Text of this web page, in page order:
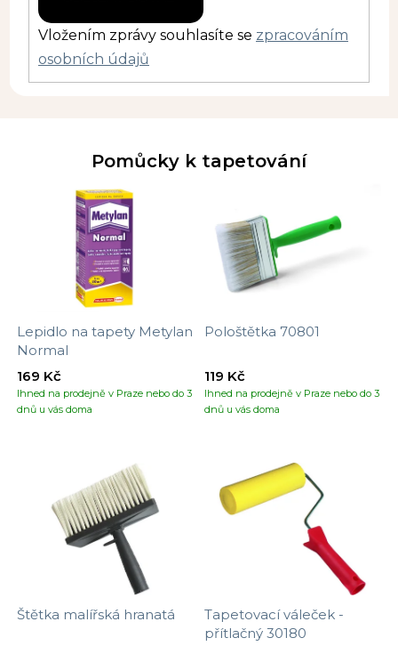
Vložením zprávy souhlasíte se zpracováním
osobních údajů
Pomůcky k tapetování
Lepidlo na tapety Metylan
Normal
Ihned na prodejně v Praze nebo do 3
dnů u vás doma
169 Kč
Pološtětka 70801
Ihned na prodejně v Praze nebo do 3
dnů u vás doma
119 Kč
Štětka malířská hranatá
Tapetovací váleček -
přítlačný 30180